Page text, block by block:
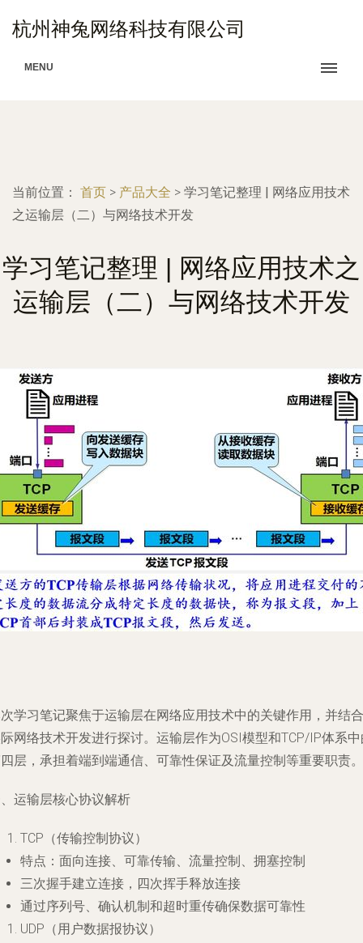
杭州神兔网络科技有限公司
MENU
当前位置： 首页 > 产品大全 > 学习笔记整理 | 网络应用技术
之运输层（二）与网络技术开发
学习笔记整理 | 网络应用技术之
运输层（二）与网络技术开发
学习笔记聚焦于运输层在网络应用技术中的关键作用，并结合
网络技术开发进行探讨。运输层作为OSI模型和TCP/IP体系
层，承担着端到端通信、可靠性保证及流量控制等重要职责。
运输层核心协议解析
TCP（传输控制协议）
特点：面向连接、可靠传输、流量控制、拥塞控制
三次握手建立连接，四次挥手释放连接
通过序列号、确认机制和超时重传确保数据可靠性
UDP（用户数据报协议）